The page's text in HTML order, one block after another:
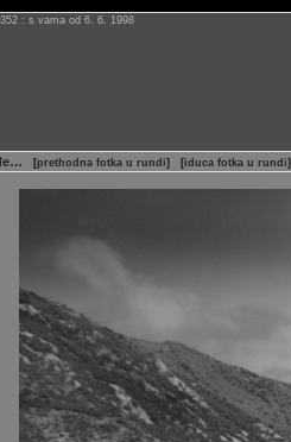
: s vama od 6. 6. 1998
[prethodna fotka u rundi] [iduca fotka u rundi]